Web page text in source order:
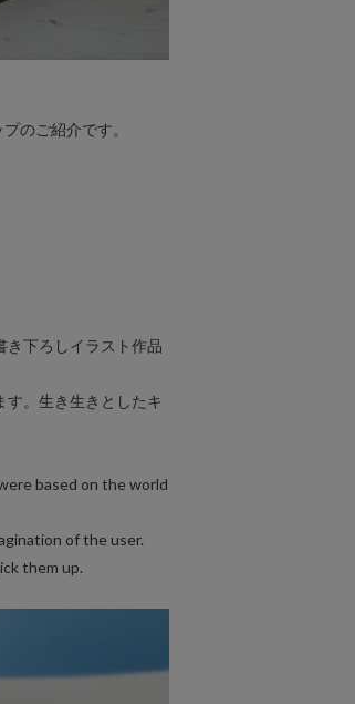
のご紹介です。
き下ろしイラスト作品
す。生き生きとしたキ
based on the world
of the user.
them up.